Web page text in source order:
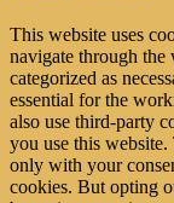
This website uses
navigate through the
categorized as
essential for the
also use third-party
you use this
only with your
cookies. But opting